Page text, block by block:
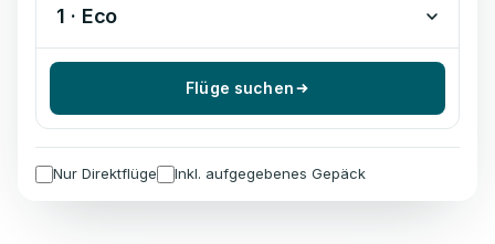
1 · Eco
Flüge suchen
Nur Direktflüge Inkl. aufgegebenes Gepäck